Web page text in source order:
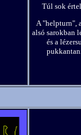
Túl sok
A "helpturn",
alsó sarokban
és a